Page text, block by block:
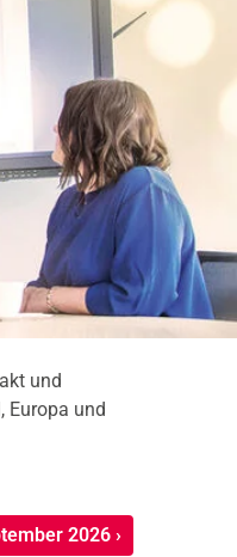
und
Europa und
2026 ›